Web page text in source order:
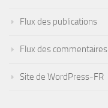
Flux des publications
Flux des commentaires
Site de WordPress-FR